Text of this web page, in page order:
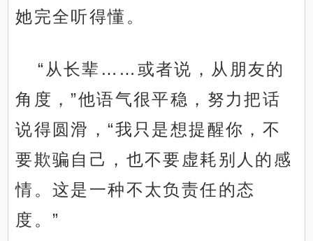
她完全听得懂。
“从长辈……或者说，从朋友的
角度，”他语气很平稳，努力把话
说得圆滑，“我只是想提醒你，不
要欺骗自己，也不要虚耗别人的感
情。这是一种不太负责任的态
度。”